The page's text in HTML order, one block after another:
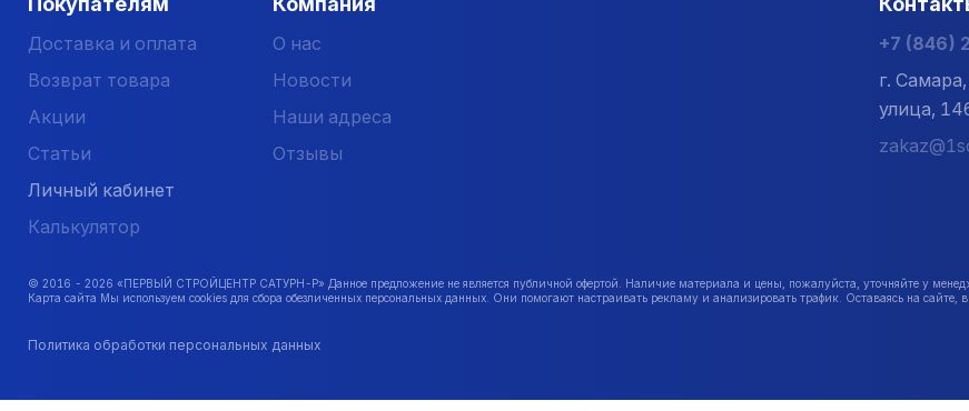
Доставка и оплата
Возврат товара
Акции
Статьи
Личный кабинет
Калькулятор
О нас
Новости
Наши адреса
Отзывы
+7 (846)
г.
улица,
© 2016 - 2026 «ПЕРВЫЙ СТРОЙЦЕНТР САТУРН-Р» Данное предложение не является публичной офертой. Наличие материала и цены, пожалуйста, уточняйте у
Карта сайта Мы используем cookies для сбора обезличенных персональных данных. Они помогают настраивать рекламу и анализировать трафик. Оставаясь на сайте,
Политика обработки персональных данных